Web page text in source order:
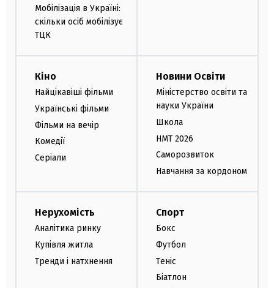
Мобілізація в Україні:
скільки осіб мобілізує
ТЦК
Кіно
Найцікавіші фільми
Українські фільми
Фільми на вечір
Комедії
Серіали
Новини Освіти
Міністерство освіти та
науки України
Школа
НМТ 2026
Саморозвиток
Навчання за кордоном
Нерухомість
Аналітика ринку
Купівля житла
Тренди і натхнення
Спорт
Бокс
Футбол
Теніс
Біатлон